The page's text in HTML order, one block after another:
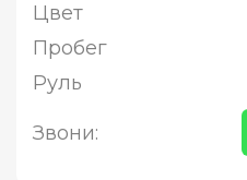
Цвет
Пробег
Руль
Звони: